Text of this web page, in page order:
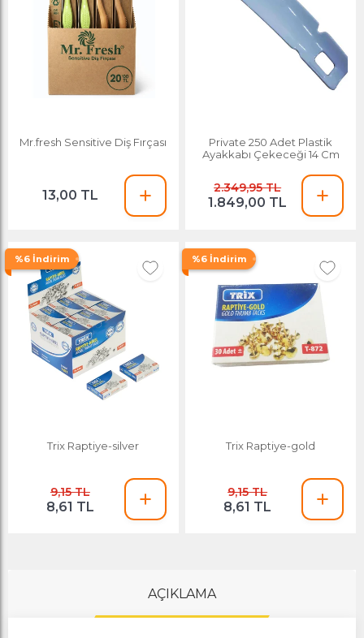
Mr.fresh Sensitive Diş Fırçası
13,00 TL
Private 250 Adet Plastik
Ayakkabı Çekeceği 14 Cm
2.349,95 TL
1.849,00 TL
%6 İndirim
Trix Raptiye-silver
9,15 TL
8,61 TL
%6 İndirim
Trix Raptiye-gold
9,15 TL
8,61 TL
AÇIKLAMA